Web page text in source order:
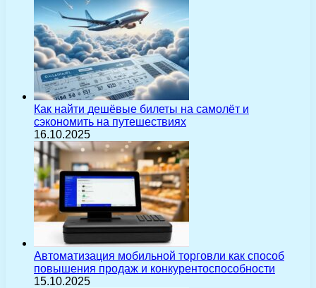
Как найти дешёвые билеты на самолёт и
сэкономить на путешествиях
16.10.2025
Автоматизация мобильной торговли как способ
повышения продаж и конкурентоспособности
15.10.2025